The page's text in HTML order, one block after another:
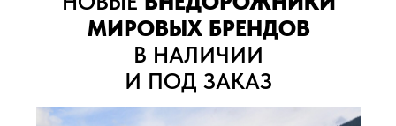
МИРОВЫХ БРЕНДОВ
В НАЛИЧИИ
И ПОД ЗАКАЗ